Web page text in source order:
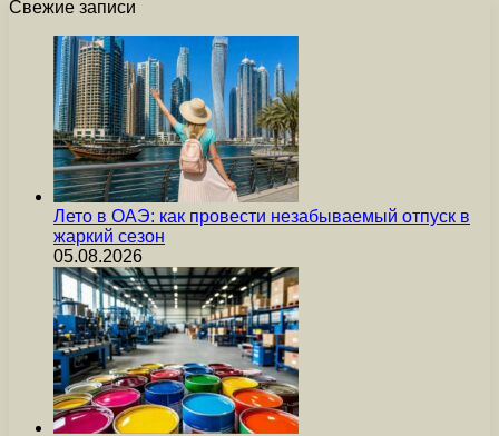
Свежие записи
Лето в ОАЭ: как провести незабываемый отпуск в
жаркий сезон
05.08.2026